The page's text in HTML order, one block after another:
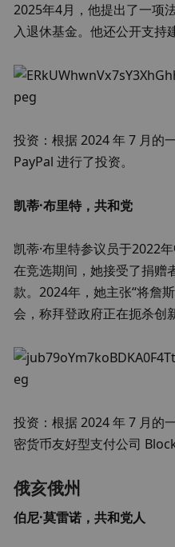
2025年4月，他提出了一项
入退休基金。他还公开支持
投资：根据 2024 年 7 月的
PayPal 进行了投资。
凯蒂·布里特，共和党
凯蒂·布里特参议员于2022
在竞选期间，她接受了捐赠
款。2024年，她主张“将詹
会，称拜登政府正在扼杀创新
投资：根据 2024 年 7 月的
密货币友好型支付公司
俄亥俄州
伯尼·莫雷诺，共和党人